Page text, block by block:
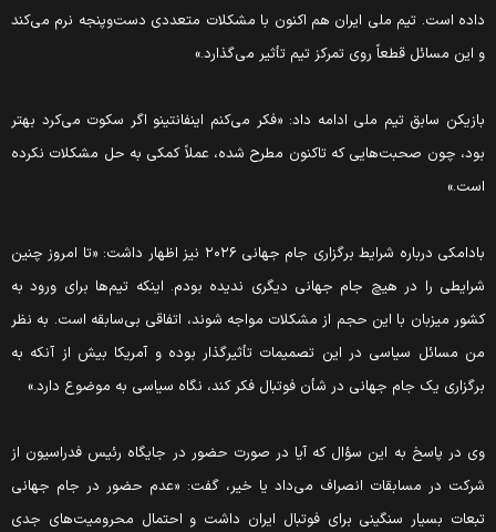
داده است. تیم ملی ایران هم اکنون با مشکلات متعددی دست‌وپنجه نرم می‌کند
و این مسائل قطعاً روی تمرکز تیم تأثیر می‌گذارد.»
بازیکن سابق تیم ملی ادامه داد: «فکر می‌کنم اینفانتینو اگر سکوت می‌کرد بهتر
بود، چون صحبت‌هایی که تاکنون مطرح شده، عملاً کمکی به حل مشکلات نکرده
است.»
بادامکی درباره شرایط برگزاری جام جهانی ۲۰۲۶ نیز اظهار داشت: «تا امروز چنین
شرایطی را در هیچ جام جهانی دیگری ندیده بودم. اینکه تیم‌ها برای ورود به
کشور میزبان با این حجم از مشکلات مواجه شوند، اتفاقی بی‌سابقه است. به نظر
من مسائل سیاسی در این تصمیمات تأثیرگذار بوده و آمریکا بیش از آنکه به
برگزاری یک جام جهانی در شأن فوتبال فکر کند، نگاه سیاسی به موضوع دارد.»
وی در پاسخ به این سؤال که آیا در صورت حضور در جایگاه رئیس فدراسیون از
شرکت در مسابقات انصراف می‌داد یا خیر، گفت: «عدم حضور در جام جهانی
تبعات بسیار سنگینی برای فوتبال ایران داشت و احتمال محرومیت‌های جدی